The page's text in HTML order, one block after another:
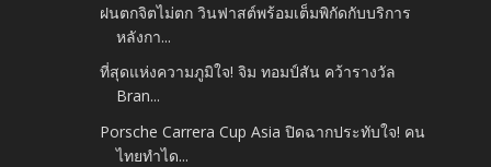
ฝนตกจิตไม่ตก วินฟาสต์พร้อมเต็มพิกัดกับบริการ
หลังกา...
ที่สุดแห่งความภูมิใจ! จิม ทอมป์สัน คว้ารางวัล
Bran...
Porsche Carrera Cup Asia ปิดฉากประทับใจ! คน
ไทยทำได...